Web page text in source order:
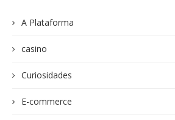
A Plataforma
casino
Curiosidades
E-commerce